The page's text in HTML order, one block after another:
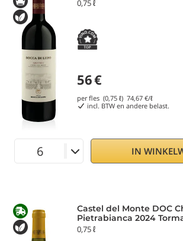
0,75 ℓ
56€
per fles (0,75 ℓ) 74,67 €/ℓ
incl. BTW en andere belast.
IN
Castel del Monte DOC
Pietrabianca 2024
0,75 ℓ